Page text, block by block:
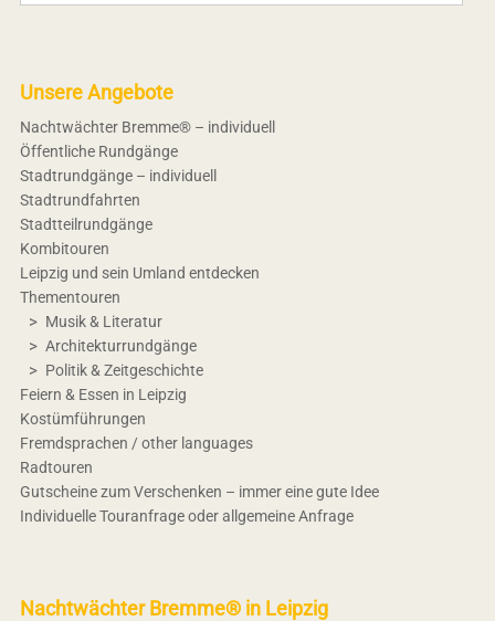
Unsere Angebote
Nachtwächter Bremme® – individuell
Öffentliche Rundgänge
Stadtrundgänge – individuell
Stadtrundfahrten
Stadtteilrundgänge
Kombitouren
Leipzig und sein Umland entdecken
Thementouren
Musik & Literatur
Architekturrundgänge
Politik & Zeitgeschichte
Feiern & Essen in Leipzig
Kostümführungen
Fremdsprachen / other languages
Radtouren
Gutscheine zum Verschenken – immer eine gute Idee
Individuelle Touranfrage oder allgemeine Anfrage
Nachtwächter Bremme® in Leipzig